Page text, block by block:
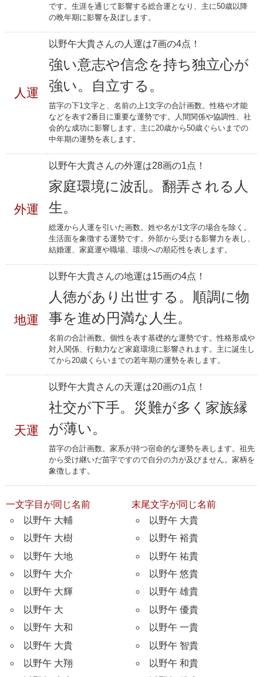
です。生涯を通じて影響する総合運となり、主に50歳以降
の晩年期に影響を及ぼします。
人運
以野午大貴さんの人運は7画の4点！
強い意志や信念を持ち独立心が
強い。自立する。
苗字の下1文字と、名前の上1文字の合計画数。性格や才能
などを表す2番目に重要な運勢です。人間関係や協調性、社
会的な成功に影響します。主に20歳から50歳ぐらいまでの
中年期の運勢を表します。
外運
以野午大貴さんの外運は28画の1点！
家庭環境に波乱。翻弄される人
生。
総運から人運を引いた画数。姓や名が1文字の場合を除く。
生活面を象徴する運勢です。外部から受ける影響力を表し、
結婚運、家庭運や職場、環境への順応性を表します。
地運
以野午大貴さんの地運は15画の4点！
人徳があり出世する。順調に物
事を進め円満な人生。
名前の合計画数。個性を表す基礎的な運勢です。性格形成や
対人関係、行動力など家庭環境に影響されます。主に誕生し
てから20歳くらいまでの若年期の運勢を表します。
天運
以野午大貴さんの天運は20画の1点！
社交が下手。災難が多く家族縁
が薄い。
苗字の合計画数。家系が持つ宿命的な運勢を表します。祖先
から受け継いだ苗字ですので自分の力が及びません。家柄を
象徴します。
一文字目が同じ名前
以野午 大輔
以野午 大樹
以野午 大地
以野午 大介
以野午 大輝
以野午 大
以野午 大和
以野午 大貴
以野午 大翔
末尾文字が同じ名前
以野午 大貴
以野午 裕貴
以野午 祐貴
以野午 悠貴
以野午 雄貴
以野午 優貴
以野午 一貴
以野午 智貴
以野午 和貴